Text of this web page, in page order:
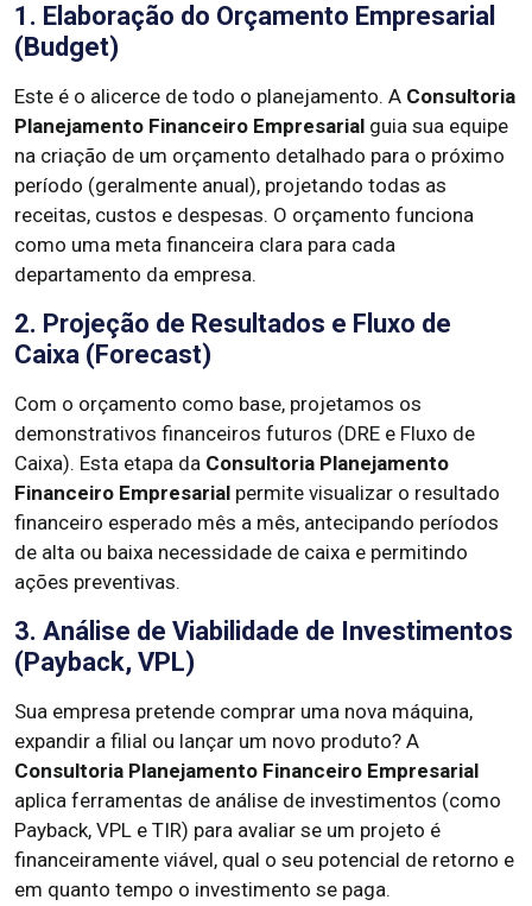
1. Elaboração do Orçamento Empresarial
(Budget)
Este é o alicerce de todo o planejamento. A Consultoria
Planejamento Financeiro Empresarial guia sua equipe
na criação de um orçamento detalhado para o próximo
período (geralmente anual), projetando todas as
receitas, custos e despesas. O orçamento funciona
como uma meta financeira clara para cada
departamento da empresa.
2. Projeção de Resultados e Fluxo de
Caixa (Forecast)
Com o orçamento como base, projetamos os
demonstrativos financeiros futuros (DRE e Fluxo de
Caixa). Esta etapa da Consultoria Planejamento
Financeiro Empresarial permite visualizar o resultado
financeiro esperado mês a mês, antecipando períodos
de alta ou baixa necessidade de caixa e permitindo
ações preventivas.
3. Análise de Viabilidade de Investimentos
(Payback, VPL)
Sua empresa pretende comprar uma nova máquina,
expandir a filial ou lançar um novo produto? A
Consultoria Planejamento Financeiro Empresarial
aplica ferramentas de análise de investimentos (como
Payback, VPL e TIR) para avaliar se um projeto é
financeiramente viável, qual o seu potencial de retorno e
em quanto tempo o investimento se paga.